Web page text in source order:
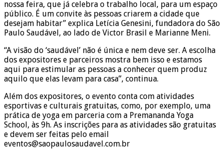
nossa feira, que já celebra o trabalho local, para um espaço
público. É um convite às pessoas criarem a cidade que
desejam habitar” explica Letícia Genesini, fundadora do São
Paulo Saudável, ao lado de Victor Brasil e Marianne Meni.
“A visão do ‘saudável’ não é única e nem deve ser. A escolha
dos expositores e parceiros mostra bem isso e estamos
aqui para estimular as pessoas a conhecer quem produz
aquilo que elas levam para casa”, continua.
Além dos expositores, o evento conta com atividades
esportivas e culturais gratuitas, como, por exemplo, uma
prática de yoga em parceria com a Premananda Yoga
School, às 9h. As inscrições para as atividades são gratuitas
e devem ser feitas pelo email
eventos@saopaulosaudavel.com.br